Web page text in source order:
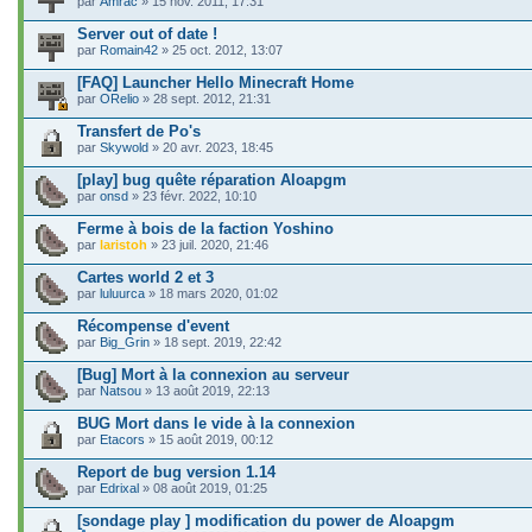
Server out of date !
par Romain42 » 25 oct. 2012, 13:07
[FAQ] Launcher Hello Minecraft Home
par ORelio » 28 sept. 2012, 21:31
Transfert de Po's
par Skywold » 20 avr. 2023, 18:45
[play] bug quête réparation Aloapgm
par onsd » 23 févr. 2022, 10:10
Ferme à bois de la faction Yoshino
par laristoh » 23 juil. 2020, 21:46
Cartes world 2 et 3
par luluurca » 18 mars 2020, 01:02
Récompense d'event
par Big_Grin » 18 sept. 2019, 22:42
[Bug] Mort à la connexion au serveur
par Natsou » 13 août 2019, 22:13
BUG Mort dans le vide à la connexion
par Etacors » 15 août 2019, 00:12
Report de bug version 1.14
par Edrixal » 08 août 2019, 01:25
[sondage play ] modification du power de Aloapgm